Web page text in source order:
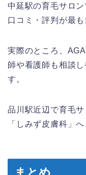
中延駅の育毛サロ
口コミ・評判が最
実際のところ、
師や看護師も相談
す。
品川駅近辺で育毛
「しみず皮膚科」